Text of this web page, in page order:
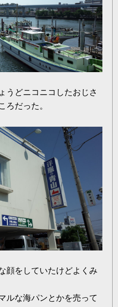
うどニコニコしたおじさ
ろだった。
顔をしていたけどよくみ
ルな海パンとかを売って